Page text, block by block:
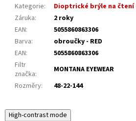
Kategorie:
Dioptrické brýle na čtení
Záruka:
2 roky
EAN:
5055860863306
Barva:
obroučky - RED
EAN:
5055860863306
Filtr
značka:
MONTANA EYEWEAR
Rozměry: 48-22-144
High-contrast mode